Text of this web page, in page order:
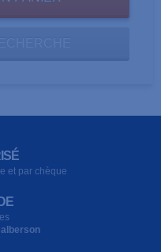
et par chèque